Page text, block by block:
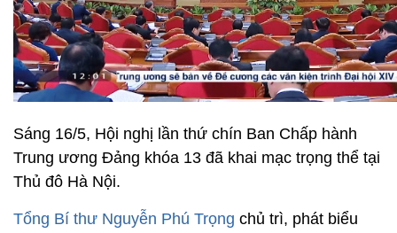
Sáng 16/5, Hội nghị lần thứ chín Ban Chấp hành
Trung ương Đảng khóa 13 đã khai mạc trọng thể tại
Thủ đô Hà Nội.
Tổng Bí thư Nguyễn Phú Trọng chủ trì, phát biểu